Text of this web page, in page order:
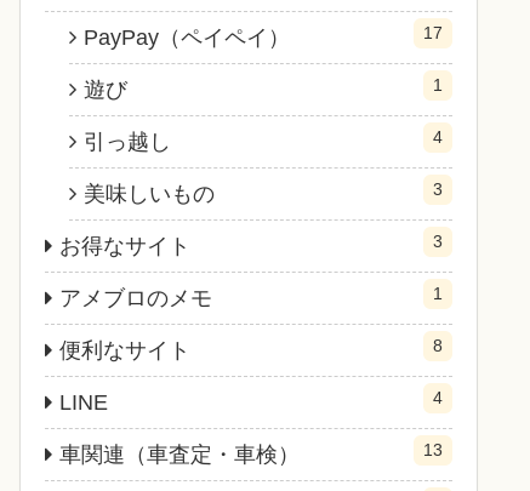
PayPay（ペイペイ） 17
遊び 1
引っ越し 4
美味しいもの 3
お得なサイト 3
アメブロのメモ 1
便利なサイト 8
LINE 4
車関連（車査定・車検） 13